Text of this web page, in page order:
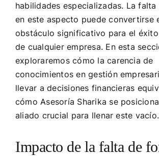
habilidades especializadas. La
en este aspecto puede convertirse
obstáculo significativo para el
de cualquier empresa. En esta
exploraremos cómo la carencia de
conocimientos en gestión
llevar a decisiones financieras
cómo Asesoría Sharika se
aliado crucial para llenar este vacío.
Impacto de la falta de